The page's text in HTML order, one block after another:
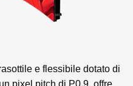
e flessibile dotato di